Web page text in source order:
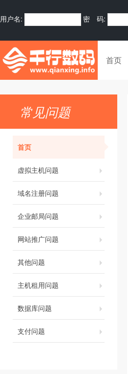
用户名: 密 码:
首页
常见问题
首页
虚拟主机问题
域名注册问题
企业邮局问题
网站推广问题
其他问题
主机租用问题
数据库问题
支付问题